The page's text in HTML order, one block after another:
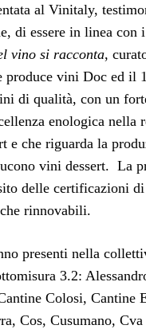
al Vinitaly,
di essere in linea
vino si racconta,
produce vini Doc ed
di qualità, con un
enologica
e che riguarda la
vini dessert. La
delle certificazioni
rinnovabili.
presenti nella
3.2:
Colosi, Cantine
Cos, Cusumano,